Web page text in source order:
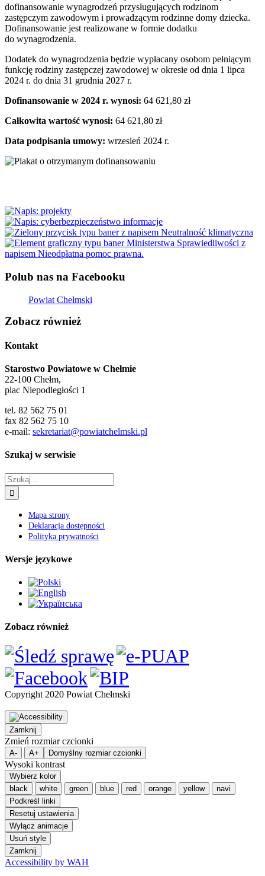
dofinansowanie wynagrodzeń przysługujących rodzinom
zastępczym zawodowym i prowadzącym rodzinne domy dziecka.
Dofinansowanie jest realizowane w formie dodatku
do wynagrodzenia.
Dodatek do wynagrodzenia będzie wypłacany osobom pełniącym
funkcję rodziny zastępczej zawodowej w okresie od dnia 1 lipca
2024 r. do dnia 31 grudnia 2027 r.
Dofinansowanie w 2024 r. wynosi: 64 621,80 zł
Całkowita wartość wynosi: 64 621,80 zł
Data podpisania umowy: wrzesień 2024 r.
Polub nas na Facebooku
Powiat Chełmski
Zobacz również
Kontakt
Starostwo Powiatowe w Chełmie
22-100 Chełm,
plac Niepodległości 1
tel. 82 562 75 01
fax 82 562 75 10
e-mail: sekretariat@powiatchelmski.pl
Szukaj w serwisie
Szukaj
Mapa strony
Deklaracja dostępności
Polityka prywatności
Wersje językowe
Zobacz również
Copyright 2020 Powiat Chełmski
Zamknij
Zmień rozmiar czcionki
A- A+ Domyślny rozmiar czcionki
Wysoki kontrast
Wybierz kolor
black
white green blue red orange yellow
navi
Podkreśl linki
Resetuj ustawienia
Wyłącz animacje
Usuń style
Zamknij
Accessibility by WAH